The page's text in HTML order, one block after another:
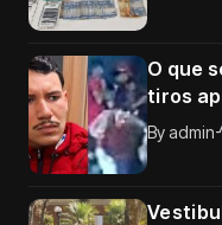
O que
tiros
Byadmin